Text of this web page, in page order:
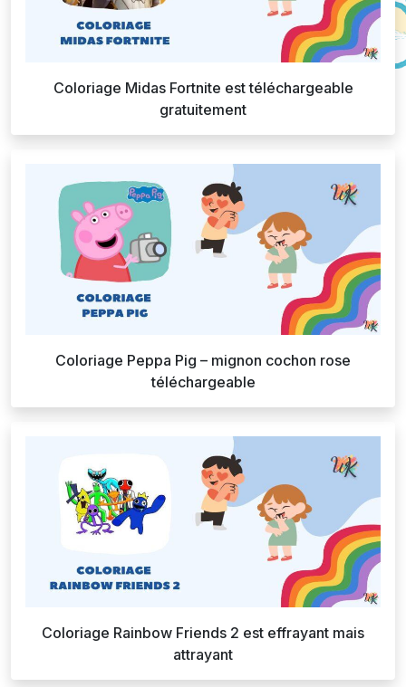
Coloriage Midas Fortnite est téléchargeable
gratuitement
Coloriage Peppa Pig – mignon cochon rose
téléchargeable
Coloriage Rainbow Friends 2 est effrayant mais
attrayant